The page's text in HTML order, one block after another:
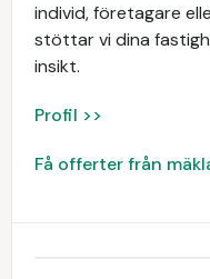
individ, företagare
stöttar vi dina
insikt.
Profil >>
Få offerter från